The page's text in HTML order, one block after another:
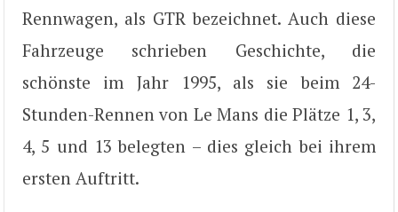
Rennwagen, als GTR bezeichnet. Auch diese
Fahrzeuge schrieben Geschichte, die
schönste im Jahr 1995, als sie beim 24-
Stunden-Rennen von Le Mans die Plätze 1, 3,
4, 5 und 13 belegten – dies gleich bei ihrem
ersten Auftritt.